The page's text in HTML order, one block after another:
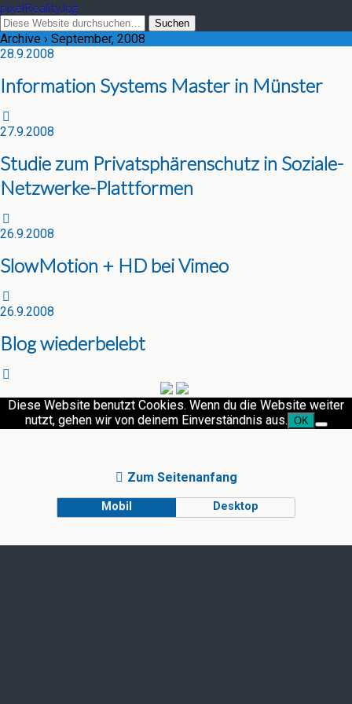
pixelReality.log
Archive › September, 2008
28.9.2008
Information Systems Master in Münster
27.9.2008
Studie zum Privatsphärenschutz in Soziale-
Netzwerke-Plattformen
26.9.2008
SlowMotion + HD bei Vimeo
26.9.2008
Blog wiederbelebt
Diese Website benutzt Cookies. Wenn du die Website weiter
nutzt, gehen wir von deinem Einverständnis aus. OK
Zum Seitenanfang
Mobil Desktop